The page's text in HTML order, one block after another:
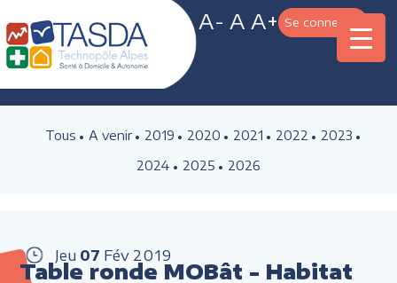
A- A A+ Se connecter
Tous A venir 2019 2020 2021 2022
2023
2024
2025 2026
Jeu 07 Fév 2019
Table ronde MOBât - Habitat